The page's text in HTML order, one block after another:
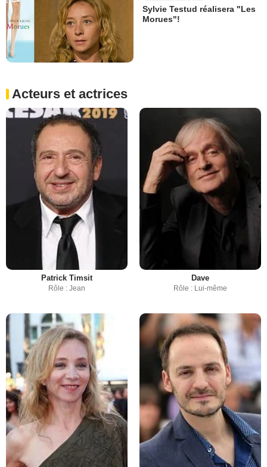
Sylvie Testud réalisera "Les
Morues"!
Acteurs et actrices
Patrick Timsit
Rôle : Jean
Dave
Rôle : Lui-même